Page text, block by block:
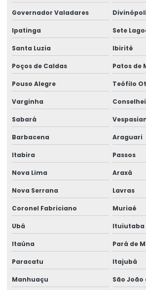
Empresa de gerenciamento ergonômico
Empresa de gestão de ergonomia
Empresa de higiene ocupacional
Empresa de higiene e segurança do
Empresa medicina do trabalho
Empresa de perícia de insalubridade
Empresa perícia médica
Empresa perícia médica para inss
Empresa de perícia médica previdenciária
Empresa de perícia médica de regulação
Empresa de perícias cíveis
Governador Valadares
Ipatinga Sete
Santa Luzia Ibirité
Poços de Caldas Patos de
Pouso Alegre Teófilo
Varginha
Sabará
Barbacena Araguari
Itabira Passos
Nova Lima Araxá
Nova Serrana Lavras
Coronel Fabriciano Muriaé
Ubá Ituiutaba
Itaúna Pará de
Paracatu Itajubá
Manhuaçu São João